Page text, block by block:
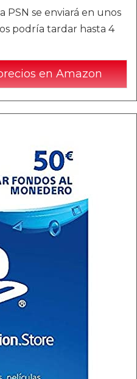
PSN se enviará en unos
podría tardar hasta 4
en Amazon